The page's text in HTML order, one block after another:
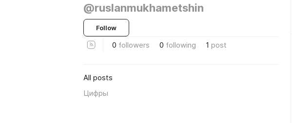
@ruslanmukhametshin
Follow
0 followers 0 following 1 post
All posts
Цифры